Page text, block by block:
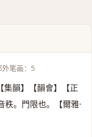
外笔画：5
集韻】【韻會】【正
秩。門限也。【爾雅·